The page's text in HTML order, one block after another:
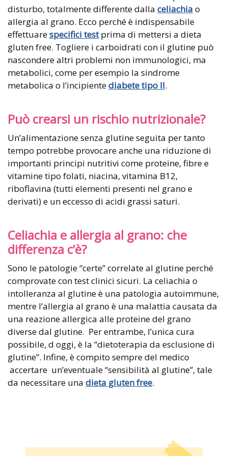
disturbo, totalmente differente dalla celiachia o
allergia al grano. Ecco perché è indispensabile
effettuarespecifici testprima di mettersi a dieta
gluten free. Togliere i carboidrati con il glutine può
nascondere altri problemi non immunologici, ma
metabolici, come per esempio la sindrome
metabolica o l’incipientediabete tipo II.
Può crearsi un rischio nutrizionale?
Un’alimentazione senza glutine seguita per tanto
tempo potrebbe provocare anche una riduzione di
importanti principi nutritivi come proteine, fibre e
vitamine tipo folati, niacina, vitamina B12,
riboflavina (tutti elementi presenti nel grano e
derivati) e un eccesso di acidi grassi saturi.
Celiachia e allergia al grano: che
differenza c’è?
Sono le patologie “certe” correlate al glutine perché
comprovate con test clinici sicuri. La celiachia o
intolleranza al glutine è una patologia autoimmune,
mentre l’allergia al grano è una malattia causata da
una reazione allergica alle proteine del grano
diverse dal glutine. Per entrambe, l’unica cura
possibile, d oggi, è la “dietoterapia da esclusione di
glutine”. Infine, è compito sempre del medico
accertare un’eventuale “sensibilità al glutine”, tale
da necessitare una dieta gluten free.